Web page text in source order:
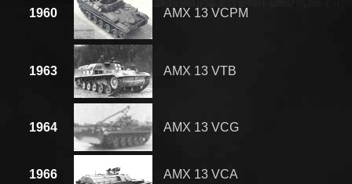
1960 AMX 13 VCPM
1963 AMX 13 VTB
1964 AMX 13 VCG
1966 AMX 13 VCA